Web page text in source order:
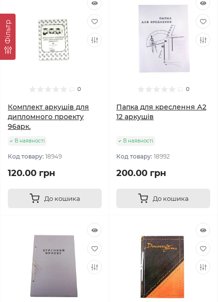
Фільтр
0
Комплект аркушів для
дипломного проекту
96арк.
В наявності
Код товару: 18949
120.00 грн
До кошика
0
Папка для креслення А2
12 аркушів
В наявності
Код товару: 18992
200.00 грн
До кошика